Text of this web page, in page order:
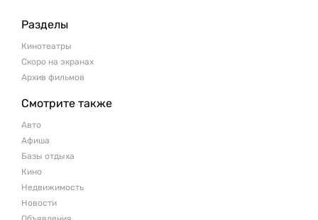
Разделы
Кинотеатры
Скоро на экранах
Архив фильмов
Смотрите также
Авто
Афиша
Базы отдыха
Кино
Недвижимость
Новости